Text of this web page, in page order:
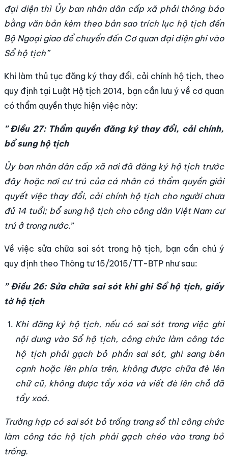
đại diện thì Ủy ban nhân dân cấp xã phải thông báo
bằng văn bản kèm theo bản sao trích lục hộ tịch đến
Bộ Ngoại giao để chuyển đến Cơ quan đại diện ghi vào
Sổ hộ tịch”
Khi làm thủ tục đăng ký thay đổi, cải chính hộ tịch, theo
quy định tại Luật Hộ tịch 2014, bạn cần lưu ý về cơ quan
có thẩm quyền thực hiện việc này:
” Điều 27: Thẩm quyền đăng ký thay đổi, cải chính,
bổ sung hộ tịch
Ủy ban nhân dân cấp xã nơi đã đăng ký hộ tịch trước
đây hoặc nơi cư trú của cá nhân có thẩm quyền giải
quyết việc thay đổi, cải chính hộ tịch cho người chưa
đủ 14 tuổi; bổ sung hộ tịch cho công dân Việt Nam cư
trú ở trong nước.”
Về việc sửa chữa sai sót trong hộ tịch, bạn cần chú ý
quy định theo Thông tư 15/2015/TT-BTP như sau:
” Điều 26: Sửa chữa sai sót khi ghi Sổ hộ tịch, giấy
tờ hộ tịch
Khi đăng ký hộ tịch, nếu có sai sót trong việc ghi
nội dung vào Sổ hộ tịch, công chức làm công tác
hộ tịch phải gạch bỏ phần sai sót, ghi sang bên
cạnh hoặc lên phía trên, không được chữa đè lên
chữ cũ, không được tẩy xóa và viết đè lên chỗ đã
tẩy xoá.
Trường hợp có sai sót bỏ trống trang sổ thì công chức
làm công tác hộ tịch phải gạch chéo vào trang bỏ
trống.